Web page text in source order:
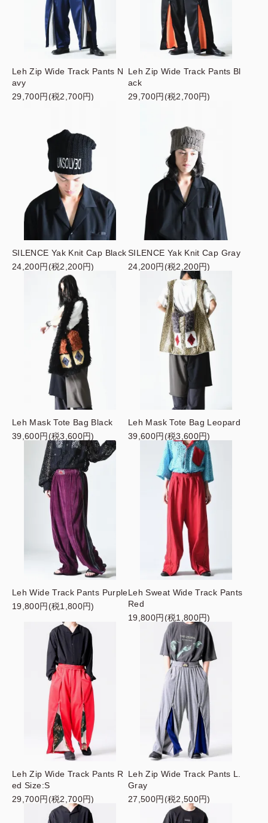
Leh Zip Wide Track Pants N
avy
29,700円(税2,700円)
Leh Zip Wide Track Pants Bl
ack
29,700円(税2,700円)
SILENCE Yak Knit Cap Black
24,200円(税2,200円)
SILENCE Yak Knit Cap Gray
24,200円(税2,200円)
Leh Mask Tote Bag Black
39,600円(税3,600円)
Leh Mask Tote Bag Leopard
39,600円(税3,600円)
Leh Wide Track Pants Purple
19,800円(税1,800円)
Leh Sweat Wide Track Pants
Red
19,800円(税1,800円)
Leh Zip Wide Track Pants R
ed Size:S
29,700円(税2,700円)
Leh Zip Wide Track Pants L.
Gray
27,500円(税2,500円)